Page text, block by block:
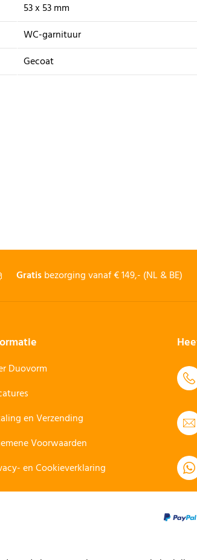
53 x 53 mm
WC-garnituur
Gecoat
Gratisbezorging vanaf € 149,- (NL & BE)
Duovorm
en Verzending
Voorwaarden
en Cookieverklaring